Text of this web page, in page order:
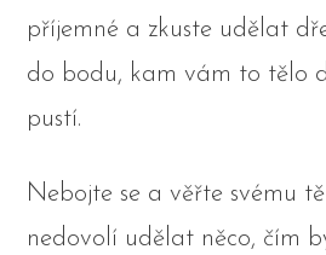
příjemné a zkuste udělat
do bodu, kam vám to tělo
pustí.
Nebojte se a věřte svému
nedovolí udělat něco, čím